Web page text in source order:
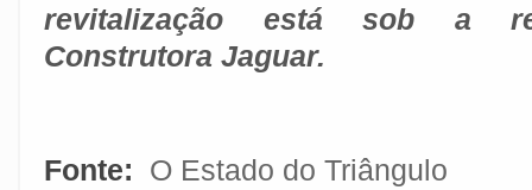
revitalização está sob a
Construtora Jaguar.
Fonte: O Estado do Triângulo